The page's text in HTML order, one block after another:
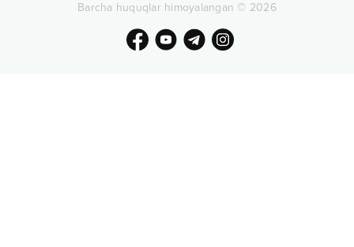
Barcha huquqlar himoyalangan © 2026